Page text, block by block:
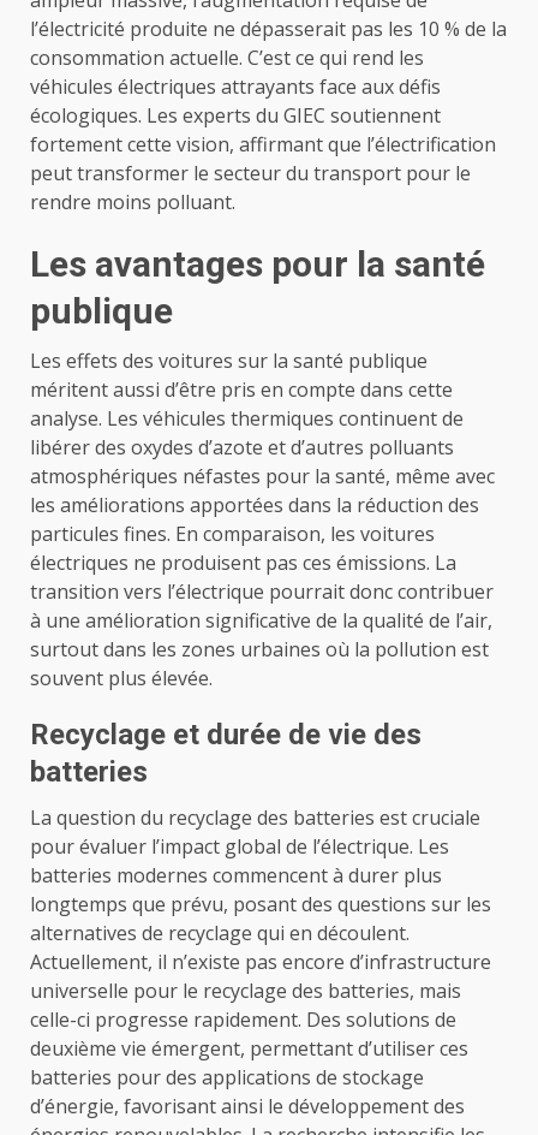
l’électricité produite ne dépasserait pas les 10 % de la
consommation actuelle. C’est ce qui rend les
véhicules électriques attrayants face aux défis
écologiques. Les experts du GIEC soutiennent
fortement cette vision, affirmant que l’électrification
peut transformer le secteur du transport pour le
rendre moins polluant.
Les avantages pour la santé
publique
Les effets des voitures sur la santé publique
méritent aussi d’être pris en compte dans cette
analyse. Les véhicules thermiques continuent de
libérer des oxydes d’azote et d’autres polluants
atmosphériques néfastes pour la santé, même avec
les améliorations apportées dans la réduction des
particules fines. En comparaison, les voitures
électriques ne produisent pas ces émissions. La
transition vers l’électrique pourrait donc contribuer
à une amélioration significative de la qualité de l’air,
surtout dans les zones urbaines où la pollution est
souvent plus élevée.
Recyclage et durée de vie des
batteries
La question du recyclage des batteries est cruciale
pour évaluer l’impact global de l’électrique. Les
batteries modernes commencent à durer plus
longtemps que prévu, posant des questions sur les
alternatives de recyclage qui en découlent.
Actuellement, il n’existe pas encore d’infrastructure
universelle pour le recyclage des batteries, mais
celle-ci progresse rapidement. Des solutions de
deuxième vie émergent, permettant d’utiliser ces
batteries pour des applications de stockage
d’énergie, favorisant ainsi le développement des